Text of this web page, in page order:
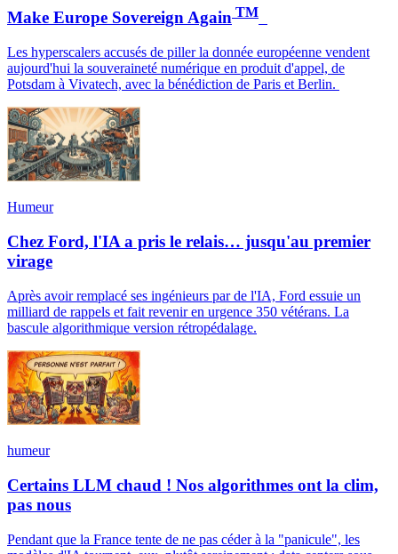
Make Europe Sovereign Again TM
Les hyperscalers accusés de piller la donnée européenne vendent
aujourd'hui la souveraineté numérique en produit d'appel, de
Potsdam à Vivatech, avec la bénédiction de Paris et Berlin.
Humeur
Chez Ford, l'IA a pris le relais… jusqu'au premier
virage
Après avoir remplacé ses ingénieurs par de l'IA, Ford essuie un
milliard de rappels et fait revenir en urgence 350 vétérans. La
bascule algorithmique version rétropédalage.
humeur
Certains LLM chaud ! Nos algorithmes ont la clim,
pas nous
Pendant que la France tente de ne pas céder à la "panicule", les